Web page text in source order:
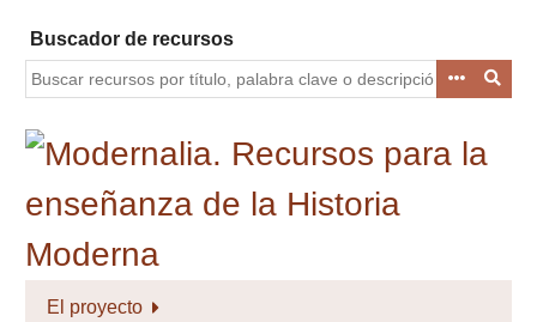
contenido
principal
Buscador de recursos
El proyecto